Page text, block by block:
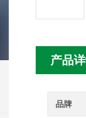
机FCA 132S-4/
ACM 160M-4参
FCPA 71B-2参数
产品
品牌